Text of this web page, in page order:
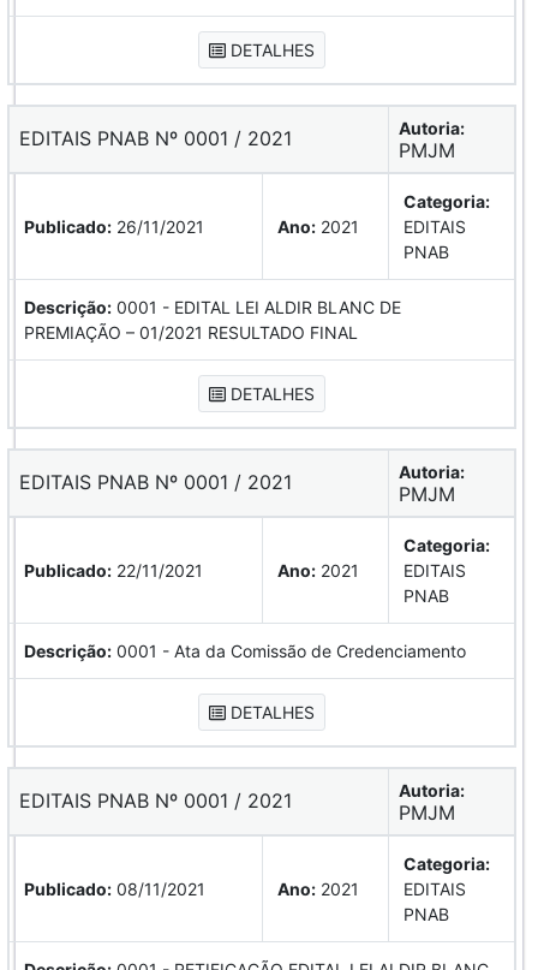
DETALHES
EDITAIS PNAB Nº 0001 / 2021 Autoria:
PMJM
Publicado: 26/11/2021 Ano: 2021
Categoria:
EDITAIS
PNAB
Descrição: 0001 - EDITAL LEI ALDIR BLANC DE
PREMIAÇÃO – 01/2021 RESULTADO FINAL
DETALHES
EDITAIS PNAB Nº 0001 / 2021 Autoria:
PMJM
Publicado: 22/11/2021 Ano: 2021
Categoria:
EDITAIS
PNAB
Descrição: 0001 - Ata da Comissão de Credenciamento
DETALHES
EDITAIS PNAB Nº 0001 / 2021 Autoria:
PMJM
Publicado: 08/11/2021 Ano: 2021
Categoria:
EDITAIS
PNAB